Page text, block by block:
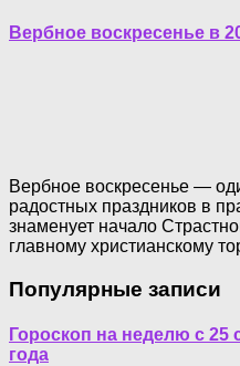
Вербное воскресенье в
Вербное воскресенье —
радостных праздников в
знаменует начало
главному христианскому
Популярные записи
Гороскоп на неделю с 25
года